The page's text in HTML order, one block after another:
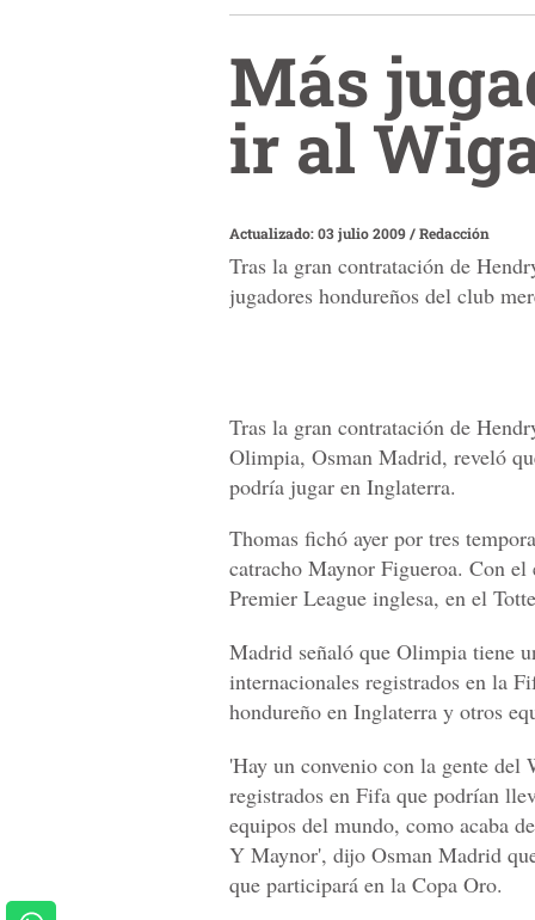
Más
ir al
Actualizado: 03 julio 2009/Redacción
Tras la gran contratación de
jugadores hondureños del club
Tras la gran contratación de
Olimpia, Osman Madrid, reveló
podría jugar en Inglaterra.
Thomas fichó ayer por tres
catracho Maynor Figueroa. Con
Premier League inglesa, en el
Madrid señaló que Olimpia tiene
internacionales registrados en la
hondureño en Inglaterra y otros
'Hay un convenio con la gente del
registrados en Fifa que podrían
equipos del mundo, como acaba
Y Maynor', dijo Osman Madrid
que participará en la Copa Oro.